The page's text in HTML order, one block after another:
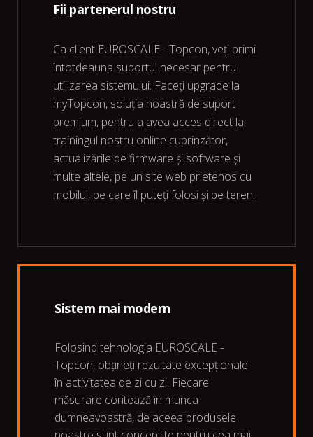
Fii partenerul nostru
Ca client EUROSCALE - Topcon, veți primi
întotdeauna suportul necesar pentru
utilizarea sistemului. Faceți upgrade la
myTopcon, soluția noastră de suport
premium, pentru a avea acces direct la
trainingul nostru online cuprinzător,
actualizările de firmware și software și
multe altele, pe un site web prietenos cu
mobilul, pe care îl puteți folosi și pe teren.
Sistem mai modern
Folosind tehnologia EUROSCALE -
Topcon, obțineți rezultate excepționale
în activitatea de zi cu zi. Fiecare
măsurare contează în munca
dumneavoastră, de aceea produsele